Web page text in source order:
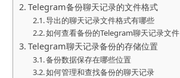
Telegram备份聊天记录的文件格式
导出的聊天记录文件格式有哪些
如何查看备份的Telegram聊天记录文件
Telegram聊天记录备份的存储位置
备份数据保存在哪些位置
如何管理和查找备份的聊天记录